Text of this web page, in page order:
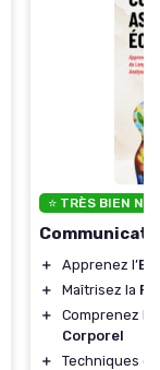
⭐ TRÈS BIEN
＋ Apprenez l’
＋
Maîtrisez la
＋
Comprenez
Corporel
＋
Techniques